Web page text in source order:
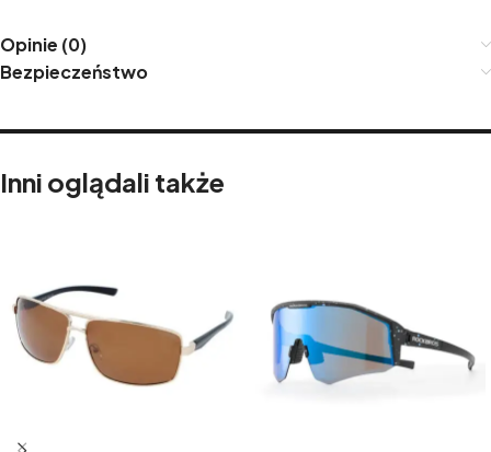
Opinie (0)
Bezpieczeństwo
Inni oglądali także